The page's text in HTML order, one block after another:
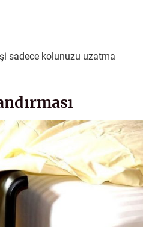
sadece kolunuzu uzatma